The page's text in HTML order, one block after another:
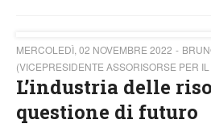
MERCOLEDÌ, 02 NOVEMBRE 2022
(VICEPRESIDENTE ASSORISORSE PER
L’industria delle
questione di futuro